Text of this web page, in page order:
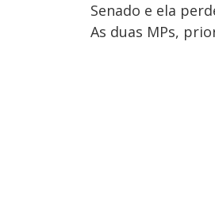
Senado e ela
As duas MPs,